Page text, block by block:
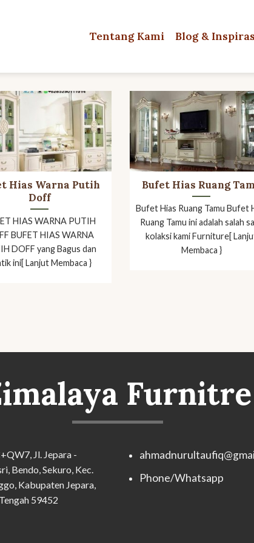
Tentang Kami Blog &
Hias Warna Putih
Doff
HIAS WARNA PUTIH
BUFET HIAS WARNA
DOFF yang Bagus dan
ini[ Lanjut Membaca }
Bufet Hias Ruang
Bufet Hias Ruang Tamu Bufet
Ruang Tamu ini adalah salah
kolaksi kami Furniture[
Membaca }
Furnitre
Jl. Jepara -
Bendo, Sekuro, Kec.
Kabupaten Jepara,
59452
Phone/Whatsapp